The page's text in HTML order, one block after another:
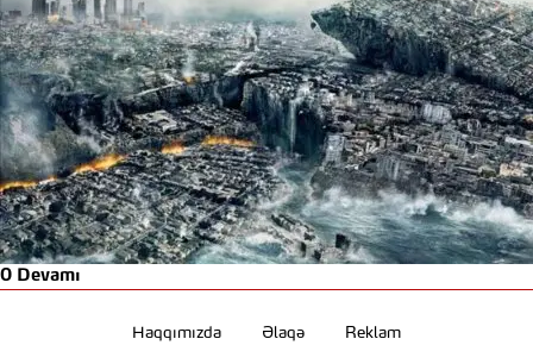
0 Devamı
Haqqımızda Əlaqə Reklam